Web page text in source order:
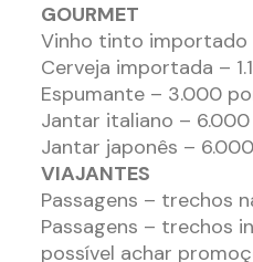
GOURMET
Vinho tinto importado
Cerveja importada –
Espumante – 3.000
Jantar italiano –
Jantar japonês –
VIAJANTES
Passagens – trechos
Passagens – trechos
possível achar